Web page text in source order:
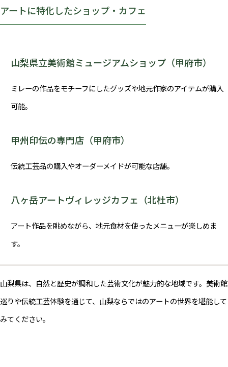
アートに特化したショップ・カフェ
山梨県立美術館ミュージアムショップ（甲府市）
ミレーの作品をモチーフにしたグッズや地元作家のアイテムが購入
可能。
甲州印伝の専門店（甲府市）
伝統工芸品の購入やオーダーメイドが可能な店舗。
八ヶ岳アートヴィレッジカフェ（北杜市）
アート作品を眺めながら、地元食材を使ったメニューが楽しめま
す。
山梨県は、自然と歴史が調和した芸術文化が魅力的な地域です。美術館
巡りや伝統工芸体験を通じて、山梨ならではのアートの世界を堪能して
みてください。